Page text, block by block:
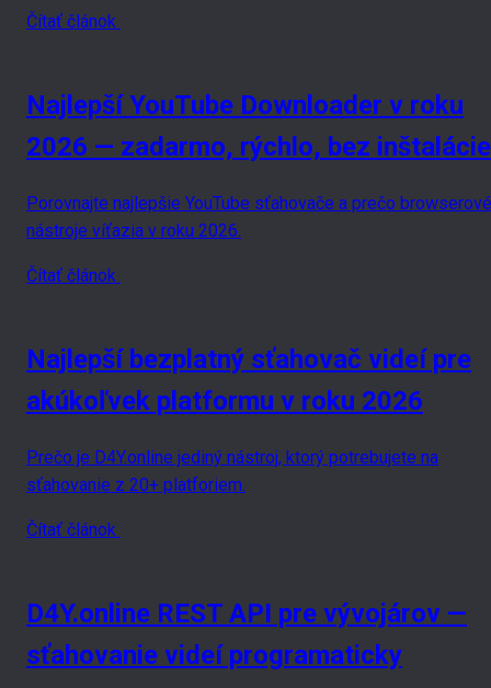
Čítať článok
Najlepší YouTube Downloader v roku
2026 — zadarmo, rýchlo, bez inštalácie
Porovnajte najlepšie YouTube sťahovače a prečo browserové
nástroje víťazia v roku 2026.
Čítať článok
Najlepší bezplatný sťahovač videí pre
akúkoľvek platformu v roku 2026
Prečo je D4Y.online jediný nástroj, ktorý potrebujete na
sťahovanie z 20+ platforiem.
Čítať článok
D4Y.online REST API pre vývojárov —
sťahovanie videí programaticky